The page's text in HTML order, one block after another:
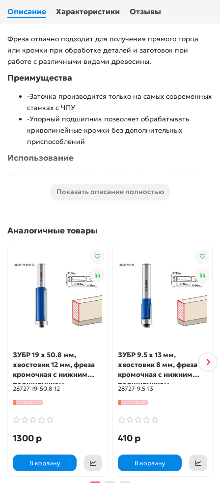
Описание Характеристики Отзывы
Фреза отлично подходит для получения прямого торца
или кромки при обработке деталей и заготовок при
работе с различными видами древесины.
Преимущества
-Заточка производится только на самых современных
станках с ЧПУ
-Упорный подшипник позволяет обрабатывать
криволинейные кромки без дополнительных
приспособлений
Использование
при при обработке заподлицо боковых поверхностей
Показать описание полностью
Аналогичные товары
ЗУБР 19 x 50.8 мм,
хвостовик 12 мм, фреза
кромочная с нижним
подшипником,
Профессионал (28727-
19-50.8-12)
28727-19-50.8-12
1300 р
В корзину
ЗУБР 9.5 x 13 мм,
хвостовик 8 мм, фреза
кромочная с нижним
подшипником,
Профессионал (28727-
9.5-13)
28727-9.5-13
410 р
В корзину